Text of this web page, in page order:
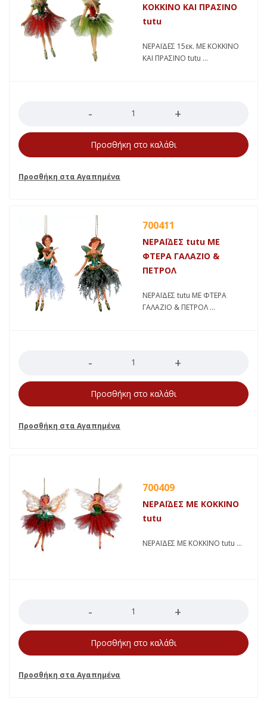
ΚΟΚΚΙΝΟ ΚΑΙ ΠΡΑΣΙΝΟ
tutu
ΝΕΡΑΪΔΕΣ 15εκ. ΜΕ ΚΟΚΚΙΝΟ
ΚΑΙ ΠΡΑΣΙΝΟ tutu
Προσθήκη στο καλάθι
700411
ΝΕΡΑΪΔΕΣ tutu ΜΕ
ΦΤΕΡΑ ΓΑΛΑΖΙΟ &
ΠΕΤΡΟΛ
ΝΕΡΑΪΔΕΣ tutu ΜΕ ΦΤΕΡΑ
ΓΑΛΑΖΙΟ & ΠΕΤΡΟΛ
Προσθήκη στο καλάθι
700409
ΝΕΡΑΪΔΕΣ ΜΕ ΚΟΚΚΙΝΟ
tutu
ΝΕΡΑΪΔΕΣ ΜΕ ΚΟΚΚΙΝΟ tutu
Προσθήκη στο καλάθι